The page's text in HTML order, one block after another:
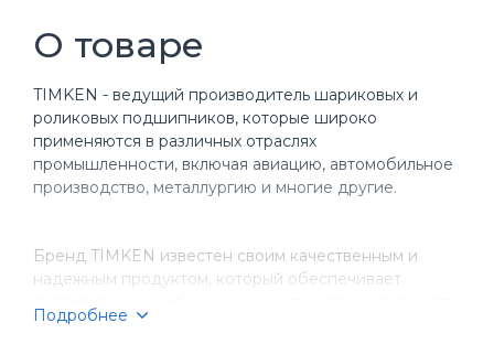
О товаре
TIMKEN - ведущий производитель шариковых и
роликовых подшипников, которые широко
применяются в различных отраслях
промышленности, включая авиацию, автомобильное
производство, металлургию и многие другие.
Бренд TIMKEN известен своим качественным и
надежным продуктом, который обеспечивает
оборудования. Компания имеет более чем
Подробнее